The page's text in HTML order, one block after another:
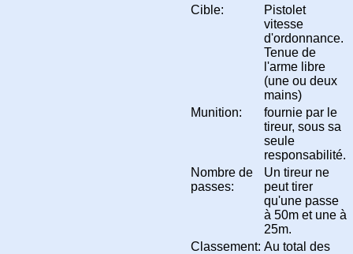
Cible:
Pistolet
vitesse
d'ordonnance.
Tenue de
l'arme libre
(une ou deux
mains)
Munition:
fournie par le
tireur, sous sa
seule
responsabilité.
Nombre de
passes:
Un tireur ne
peut tirer
qu'une passe
à 50m et une à
25m.
Classement: Au total des